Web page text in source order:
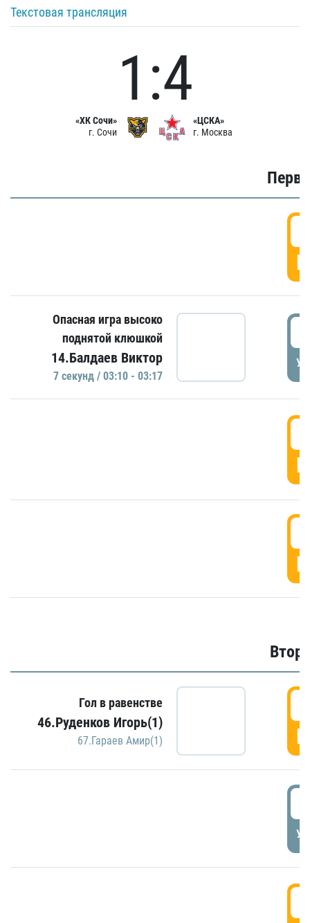
Текстовая трансляция
«ХК Сочи»
г. Сочи
1:4
«ЦСКА»
г. Москва
Опасная игра высоко
поднятой клюшкой
14.Балдаев Виктор
7 секунд / 03:10 - 03:17
Гол в равенстве
46.Руденков Игорь(1)
67.Гараев Амир(1)